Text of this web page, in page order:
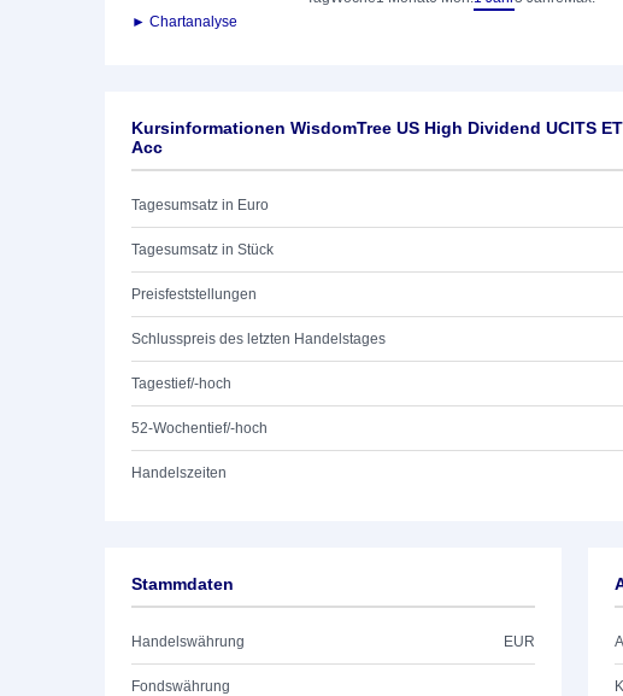
► Chartanalyse
Kursinformationen WisdomTree US High Dividend UCITS
Acc
Tagesumsatz in Euro
Tagesumsatz in Stück
Preisfeststellungen
Schlusspreis des letzten Handelstages
Tagestief/-hoch
52-Wochentief/-hoch
Handelszeiten
Stammdaten
Handelswährung EUR
Fondswährung